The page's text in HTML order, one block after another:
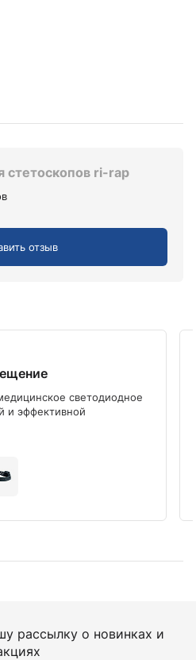
стетоскопов ri-rap
отзыв
светодиодное
и эффективной
рассылку о новинках и